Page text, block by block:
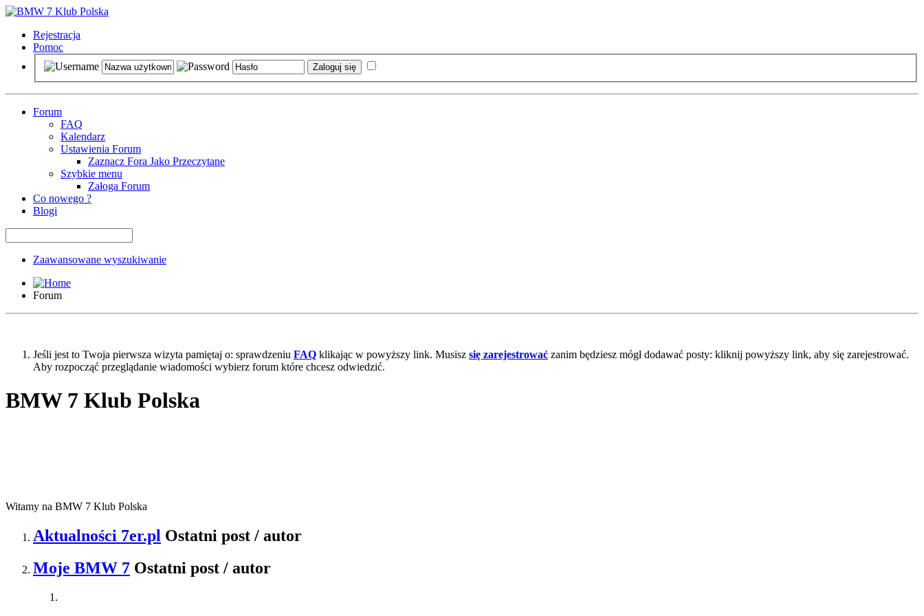
Rejestracja
Pomoc
Forum
FAQ
Kalendarz
Ustawienia Forum
Zaznacz Fora Jako Przeczytane
Szybkie menu
Załoga Forum
Co nowego ?
Blogi
Zaawansowane wyszukiwanie
Forum
Jeśli jest to Twoja pierwsza wizyta pamiętaj o: sprawdzeniu FAQ klikając w powyższy link. Musisz się zarejestrować zanim będziesz mógł dodawać posty: kliknij powyższy link, aby się zarejestrować.
Aby rozpocząć przeglądanie wiadomości wybierz forum które chcesz odwiedzić.
BMW 7 Klub Polska
Witamy na BMW 7 Klub Polska
Aktualności 7er.pl Ostatni post / autor
Moje BMW 7 Ostatni post / autor